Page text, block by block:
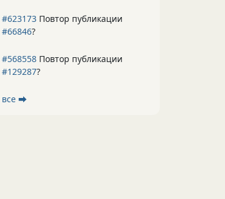
#623173 Повтор публикации
#66846?
#568558 Повтор публикации
#129287?
все ⮕